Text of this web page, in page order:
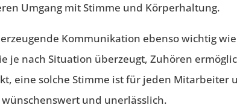
Umgang mit Stimme und Körperhaltung.
Kommunikation ebenso wichtig
je nach Situation überzeugt, Zuhören
eine solche Stimme ist für jeden
und unerlässlich.